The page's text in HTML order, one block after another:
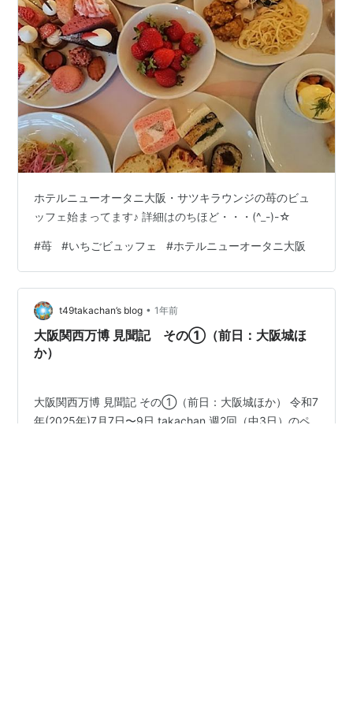
ホテルニューオータニ大阪・サツキラウンジの苺のビュ
ッフェ始まってます♪ 詳細はのちほど・・・(^_-)-☆
#苺 #いちごビュッフェ #ホテルニューオータニ大阪
t49takachan’s blog • 1年前
大阪関西万博 見聞記 その①（前日：大阪城ほ
か）